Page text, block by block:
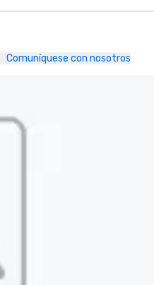
Comuníquese con nosotros